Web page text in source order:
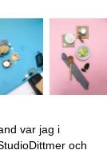
var jag i
och